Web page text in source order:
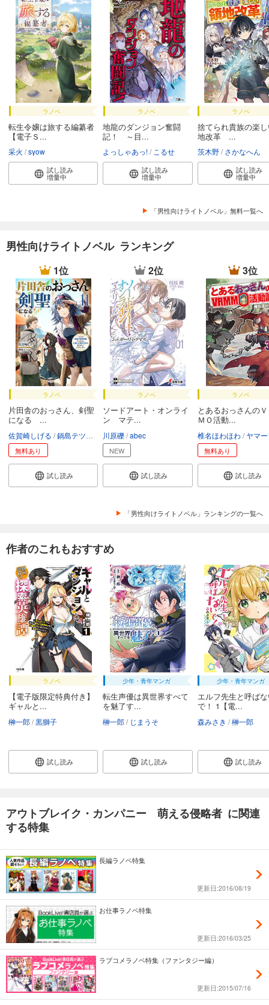
ラノベ
転生令嬢は旅する編纂者
【電子Ｓ...
采火 syow
試し読み
増量中
ラノベ
地龍のダンジョン奮闘
記！ ～目...
よっしゃあっ! こるせ
試し読み
増量中
ラノベ
捨てられ貴族の楽
地改革 ...
茨木野 さかなへん
試し読み
増量中
「男性向けライトノベル」無料一覧へ
男性向けライトノベル ランキング
1位
ラノベ
片田舎のおっさん、剣聖
になる ...
佐賀崎しげる 鍋島テツヒロ
無料あり
試し読み
2位
ラノベ
ソードアート・オンライ
ン マテ...
川原礫 abec
NEW
試し読み
3位
ラノベ
とあるおっさんの
ＭＯ活動...
椎名ほわほわ ヤマ
無料あり
試し読み
「男性向けライトノベル」ランキングの一覧へ
作者のこれもおすすめ
ラノベ
【電子版限定特典付き】
ギャルと...
榊一郎 黒獅子
試し読み
少年・青年マンガ
転生声優は異世界すべて
を魅了す...
榊一郎 じまうそ
試し読み
少年・青年マンガ
エルフ先生と呼ば
で！ 1【電...
森みさき 榊一郎
試し読み
アウトブレイク・カンパニー 萌える侵略者 に関連
する特集
長編ラノベ特集
更新日:2016/08/19
お仕事ラノベ特集
更新日:2016/03/25
ラブコメラノベ特集（ファンタジー編）
更新日:2015/07/16